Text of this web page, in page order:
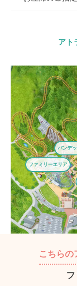
アト
ファミリーエリア
バンデ
こちらの